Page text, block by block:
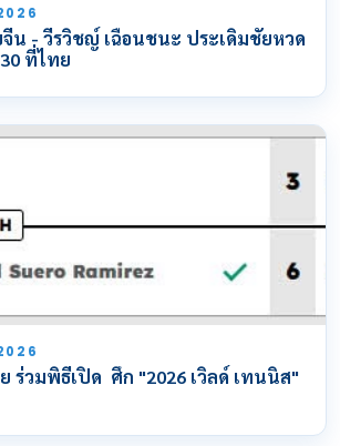
น - วีรวิชญ์ เฉือนชนะ ประเดิมชัยหวด
ที่ไทย
ร่วมพิธีเปิด ศึก "2026 เวิลด์ เทนนิส"